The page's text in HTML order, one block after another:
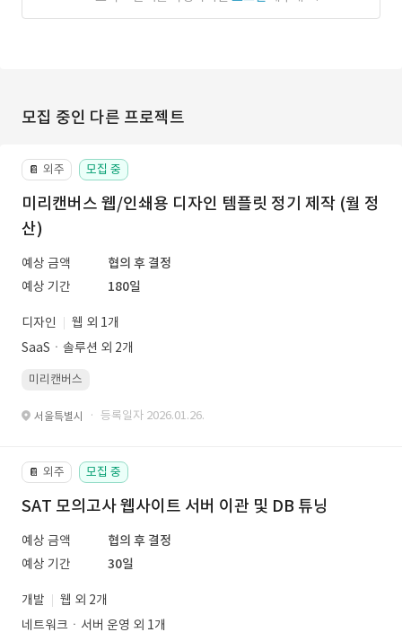
모집 중인 다른 프로젝트
📔 외주 모집 중
미리캔버스 웹/인쇄용 디자인 템플릿 정기 제작 (월 정
산)
예상 금액
협의 후 결정
예상 기간
180일
디자인
웹 외 1개
SaaSㆍ솔루션 외 2개
미리캔버스
서울특별시 · 등록일자 2026.01.26.
📔 외주 모집 중
SAT 모의고사 웹사이트 서버 이관 및 DB 튜닝
예상 금액
협의 후 결정
예상 기간
30일
개발
웹 외 2개
네트워크ㆍ서버 운영 외 1개